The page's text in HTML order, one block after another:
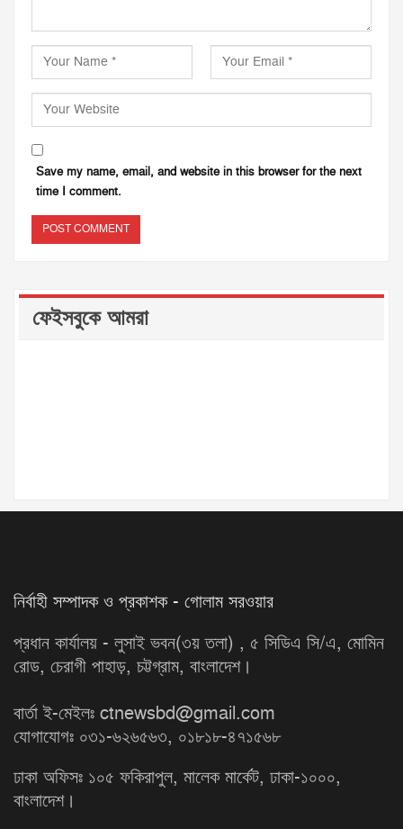
Save my name, email, and website in this browser for the next
time I comment.
ফেইসবুকে আমরা
নির্বাহী সম্পাদক ও প্রকাশক - গোলাম সরওয়ার
প্রধান কার্যালয় - লুসাই ভবন(৩য় তলা) , ৫ সিডিএ সি/এ, মোমিন
রোড, চেরাগী পাহাড়, চট্টগ্রাম, বাংলাদেশ।
বার্তা ই-মেইলঃ ctnewsbd@gmail.com
যোগাযোগঃ ০৩১-৬২৬৫৬৩, ০১৮১৮-৪৭১৫৬৮
ঢাকা অফিসঃ ১০৫ ফকিরাপুল, মালেক মার্কেট, ঢাকা-১০০০,
বাংলাদেশ।